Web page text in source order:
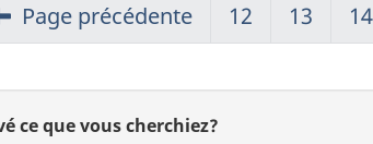
Page précédente 12 13 14
ce que vous cherchiez?